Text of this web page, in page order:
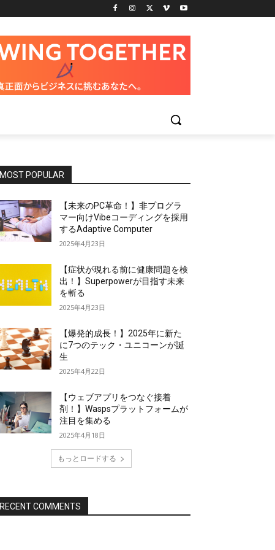
MOST POPULAR
【未来のPC革命！】非プログラ
マー向けVibeコーディングを採用
するAdaptive Computer
2025年4月23日
【症状が現れる前に健康問題を検
出！】Superpowerが目指す未来
を斬る
2025年4月23日
【爆発的成長！】2025年に新た
に7つのテック・ユニコーンが誕
生
2025年4月22日
【ウェブアプリをつなぐ接着
剤！】Waspsプラットフォームが
注目を集める
2025年4月18日
もっとロードする
RECENT COMMENTS